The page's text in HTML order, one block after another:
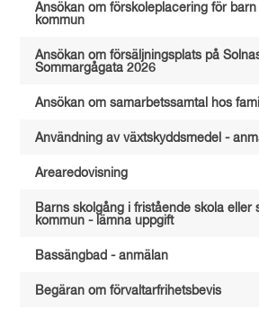
Ansökan om förskoleplacering för
kommun
Ansökan om försäljningsplats på
Sommargågata 2026
Ansökan om samarbetssamtal hos
Användning av växtskyddsmedel -
Arearedovisning
Barns skolgång i fristående skola eller
kommun - lämna uppgift
Bassängbad - anmälan
Begäran om förvaltarfrihetsbevis